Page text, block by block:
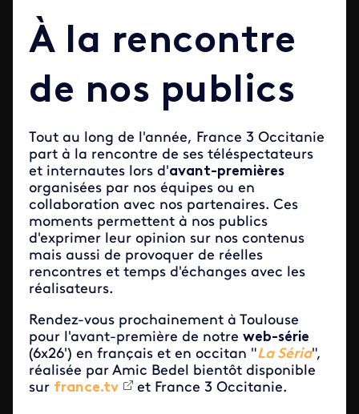
À la rencontre
de nos publics
Tout au long de l'année, France 3 Occitanie
part à la rencontre de ses téléspectateurs
et internautes lors d'avant-premières
organisées par nos équipes ou en
collaboration avec nos partenaires. Ces
moments permettent à nos publics
d'exprimer leur opinion sur nos contenus
mais aussi de provoquer de réelles
rencontres et temps d'échanges avec les
réalisateurs.
Rendez-vous prochainement à Toulouse
pour l'avant-première de notre web-série
(6x26') en français et en occitan "La Séria",
réalisée par Amic Bedel bientôt disponible
sur france.tv et France 3 Occitanie.